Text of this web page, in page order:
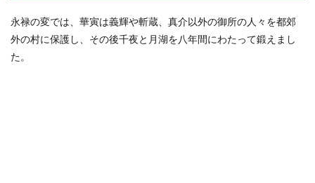
永禄の変では、華寅は義輝や斬蔵、真介以外の御所の人々を都郊
外の村に保護し、その後千夜と月湖を八年間にわたって鍛えまし
た。